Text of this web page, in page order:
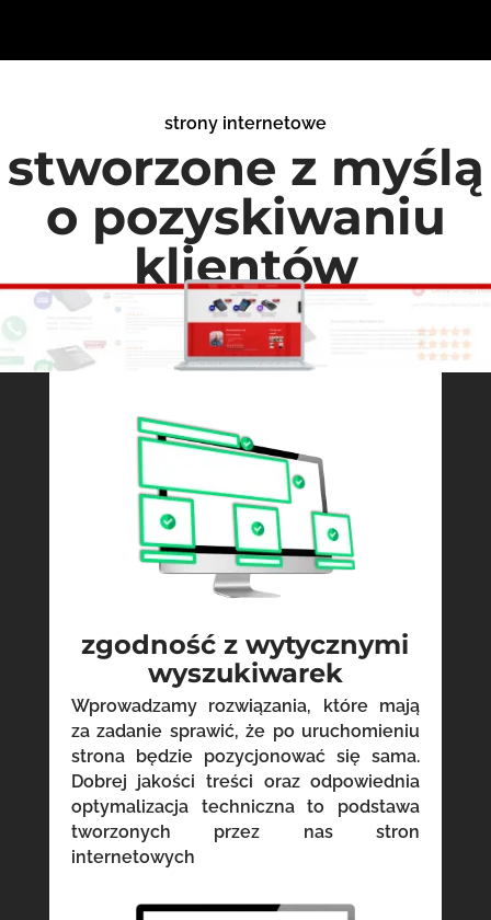
strony internetowe
stworzone z myślą
o pozyskiwaniu
klientów
zgodność z wytycznymi
wyszukiwarek
Wprowadzamy rozwiązania, które mają
za zadanie sprawić, że po uruchomieniu
strona będzie pozycjonować się sama.
Dobrej jakości treści oraz odpowiednia
optymalizacja techniczna to podstawa
tworzonych przez nas stron
internetowych